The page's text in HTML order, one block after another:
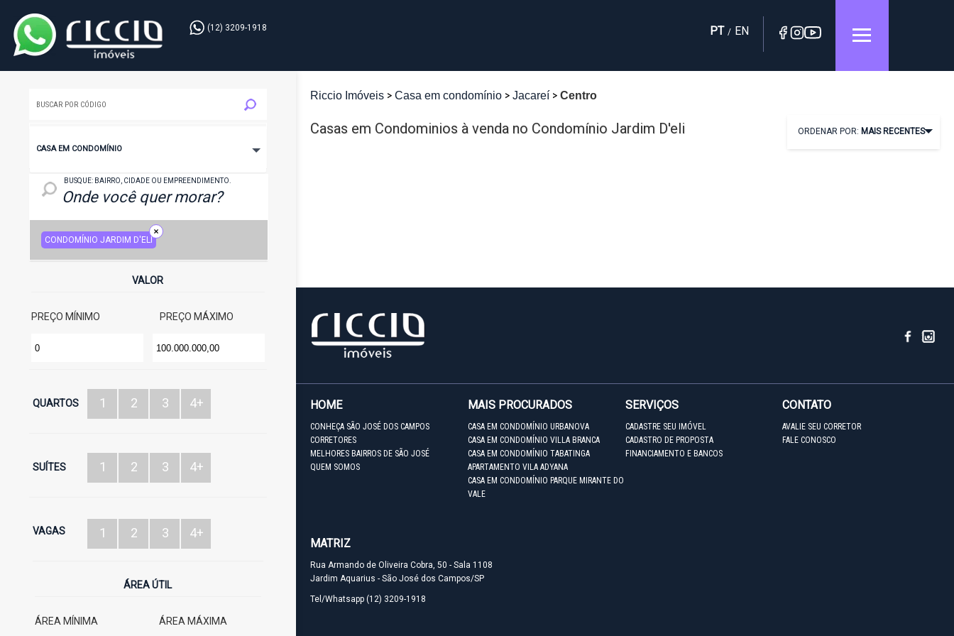
(12) 3209-1918 PT / EN
CASA EM CONDOMÍNIO
BUSQUE: BAIRRO, CIDADE OU EMPREENDIMENTO.
LOCAL: BAIRRO, CIDADE OU EMPREENDIMENTO
CONDOMÍNIO JARDIM D'ELI
VALOR
PREÇO MÍNIMO PREÇO MÁXIMO
QUARTOS 1 2 3 4+
SUÍTES 1 2 3 4+
VAGAS 1 2 3 4+
ÁREA ÚTIL
ÁREA MÍNIMA ÁREA MÁXIMA
Riccio Imóveis Casa em condomínio Jacareí Centro
Casas em Condominios à venda no Condomínio Jardim D'eli ORDENAR POR: MAIS RECENTES
HOME
CONHEÇA SÃO JOSÉ DOS CAMPOS
CORRETORES
MELHORES BAIRROS DE SÃO JOSÉ
QUEM SOMOS
MAIS PROCURADOS
CASA EM CONDOMÍNIO URBANOVA
CASA EM CONDOMÍNIO VILLA BRANCA
CASA EM CONDOMÍNIO TABATINGA
APARTAMENTO VILA ADYANA
CASA EM CONDOMÍNIO PARQUE MIRANTE DO
VALE
SERVIÇOS
CADASTRE SEU IMÓVEL
CADASTRO DE PROPOSTA
FINANCIAMENTO E BANCOS
CONTATO
AVALIE SEU CORRETOR
FALE CONOSCO
MATRIZ
Rua Armando de Oliveira Cobra, 50 - Sala 1108
Jardim Aquarius - São José dos Campos/SP
Tel/Whatsapp (12) 3209-1918